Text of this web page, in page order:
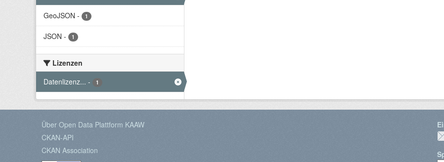
GeoJSON - 1
JSON - 1
Lizenzen
Datenlizenz... - 1
Über Open Data Plattform KAAW
CKAN-API
CKAN Association